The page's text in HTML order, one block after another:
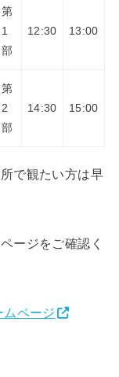
第
1
部
12:30 13:00
第
2
部
14:30 15:00
で観たい方は早
ージをご確認く
ムページ